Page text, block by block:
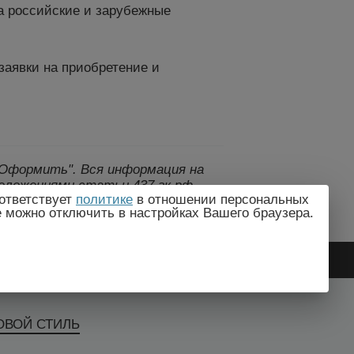
российские и зарубежные
на приобретение и
Вся информация на
статьи 437 гк рф.,
без предварительного
СТИЛЬ
политике в отношении персональных
отключить в настройках Вашего браузера.